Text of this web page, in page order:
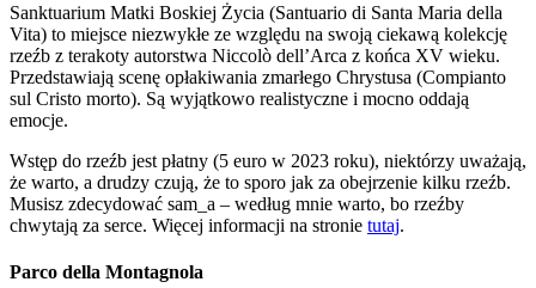
Sanktuarium Matki Boskiej Życia (Santuario di Santa Maria della
Vita) to miejsce niezwykłe ze względu na swoją ciekawą kolekcję
rzeźb z terakoty autorstwa Niccolò dell’Arca z końca XV wieku.
Przedstawiają scenę opłakiwania zmarłego Chrystusa (Compianto
sul Cristo morto). Są wyjątkowo realistyczne i mocno oddają
emocje.
Wstęp do rzeźb jest płatny (5 euro w 2023 roku), niektórzy uważają,
że warto, a drudzy czują, że to sporo jak za obejrzenie kilku rzeźb.
Musisz zdecydować sam_a – według mnie warto, bo rzeźby
chwytają za serce. Więcej informacji na stronie tutaj.
Parco della Montagnola